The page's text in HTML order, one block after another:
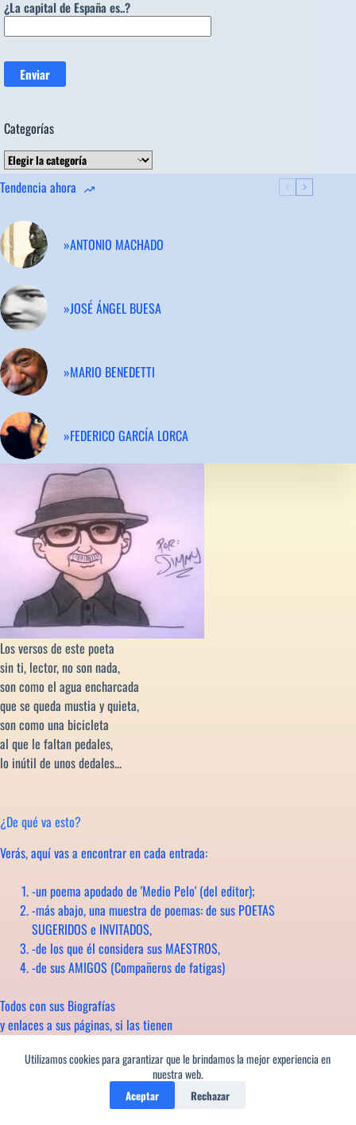
Utilizamos cookies para garantizar que le brindamos la mejor experiencia en
nuestra web.
Aceptar Rechazar
¿La capital de España es..?
Categorías
Categorías
Tendencia ahora
»ANTONIO MACHADO
»JOSÉ ÁNGEL BUESA
»MARIO BENEDETTI
»FEDERICO GARCÍA LORCA
Los versos de este poeta
sin ti, lector, no son nada,
son como el agua encharcada
que se queda mustia y quieta,
son como una bicicleta
al que le faltan pedales,
lo inútil de unos dedales...
¿De qué va esto?
Verás, aquí vas a encontrar en cada entrada:
-un poema apodado de 'Medio Pelo' (del editor);
-más abajo, una muestra de poemas: de sus POETAS
SUGERIDOS e INVITADOS,
-de los que él considera sus MAESTROS,
-de sus AMIGOS (Compañeros de fatigas)
Todos con sus Biografías
y enlaces a sus páginas, si las tienen
Gratis et amore